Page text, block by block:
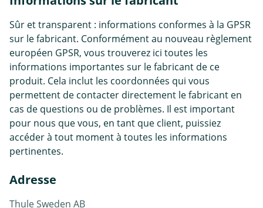
Sûr et transparent : informations conformes à la GPSR
sur le fabricant. Conformément au nouveau règlement
européen GPSR, vous trouverez ici toutes les
informations importantes sur le fabricant de ce
produit. Cela inclut les coordonnées qui vous
permettent de contacter directement le fabricant en
cas de questions ou de problèmes. Il est important
pour nous que vous, en tant que client, puissiez
accéder à tout moment à toutes les informations
pertinentes.
Adresse
Thule Sweden AB